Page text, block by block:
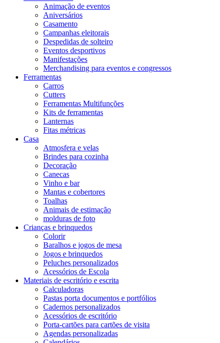
Animação de eventos
Aniversários
Casamento
Campanhas eleitorais
Despedidas de solteiro
Eventos desportivos
Manifestações
Merchandising para eventos e congressos
Ferramentas
Carros
Cutters
Ferramentas Multifunções
Kits de ferramentas
Lanternas
Fitas métricas
Casa
Atmosfera e velas
Brindes para cozinha
Decoração
Canecas
Vinho e bar
Mantas e cobertores
Toalhas
Animais de estimação
molduras de foto
Crianças e brinquedos
Colorir
Baralhos e jogos de mesa
Jogos e brinquedos
Peluches personalizados
Acessórios de Escola
Materiais de escritório e escrita
Calculadoras
Pastas porta documentos e portfólios
Cadernos personalizados
Acessórios de escritório
Porta-cartões para cartões de visita
Agendas personalizadas